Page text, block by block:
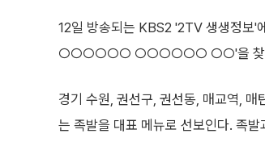
12일 방송되는 KBS2 '2TV 생생정보'
○○○○○○ ○○○○○○ ○○'을 찾아가
경기 수원, 권선구, 권선동, 매교역, 매
는 족발을 대표 메뉴로 선보인다. 족